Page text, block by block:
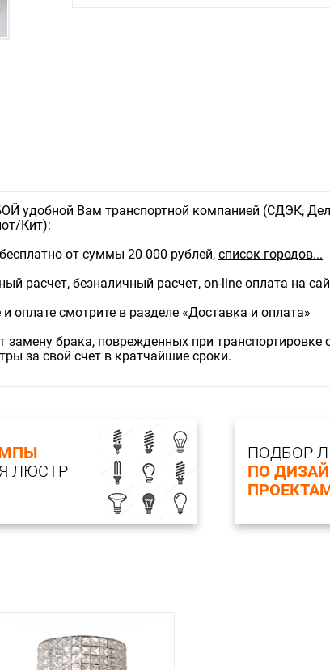
Суммарная мощность: 120
Напряжение, V: 220
Тип цоколя: E14
Степень пылевлагозащиты, IP: 20
Место применения: Для гостиной, Для
ресторанов
удобной Вам транспортной компанией (СДЭК,
Кит):
от суммы 20 000 рублей, список городов...
расчет, безналичный расчет, on-line оплата на
оплате смотрите в разделе «Доставка и оплата»
замену брака, поврежденных при транспортировке
за свой счет в кратчайшие сроки.
ЛЮСТР
ПОДБОР
ПО